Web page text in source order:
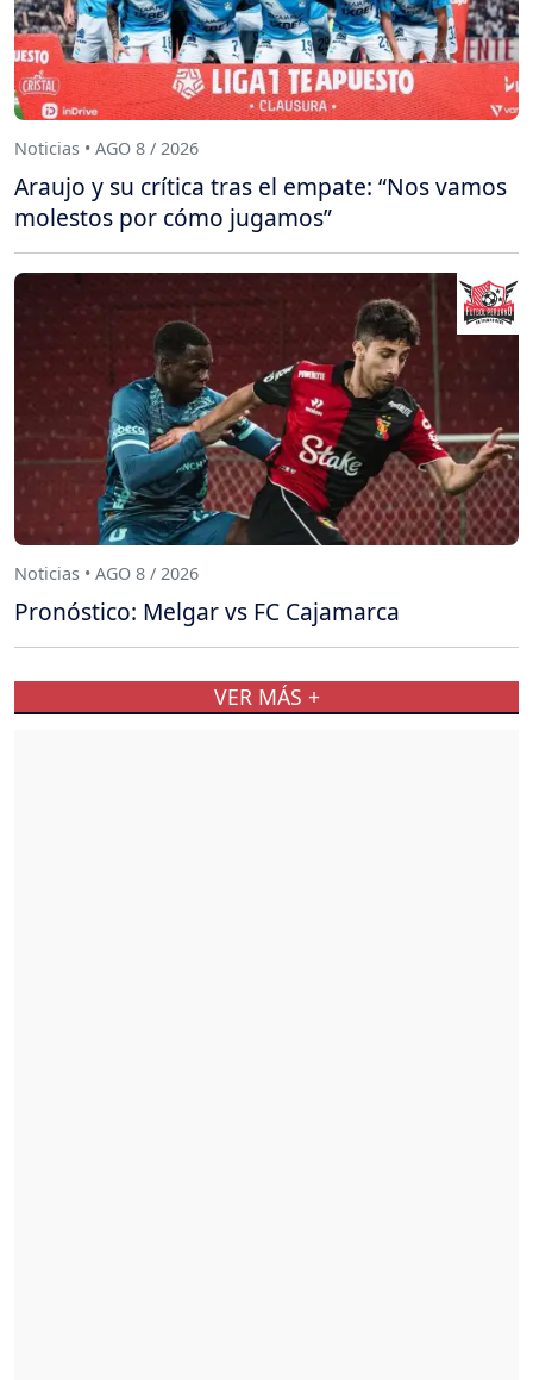
Noticias • AGO 8 / 2026
Araujo y su crítica tras el empate: “Nos vamos
molestos por cómo jugamos”
Noticias • AGO 8 / 2026
Pronóstico: Melgar vs FC Cajamarca
VER MÁS +